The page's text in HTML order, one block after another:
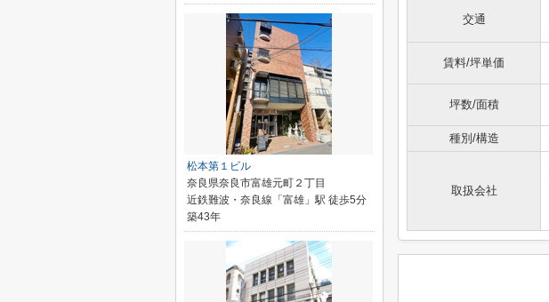
交通
賃料/坪単価
坪数/面積
種別/構造
取扱会社
松本第１ビル
奈良県奈良市富雄元町２丁目
近鉄難波・奈良線「富雄」駅 徒歩5分
築43年